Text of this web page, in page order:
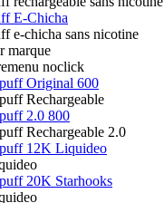
E-Chicha
e-chicha sans nicotine
marque
noclick
Original 600
Rechargeable
2.0 800
Rechargeable 2.0
12K Liquideo
20K Starhooks